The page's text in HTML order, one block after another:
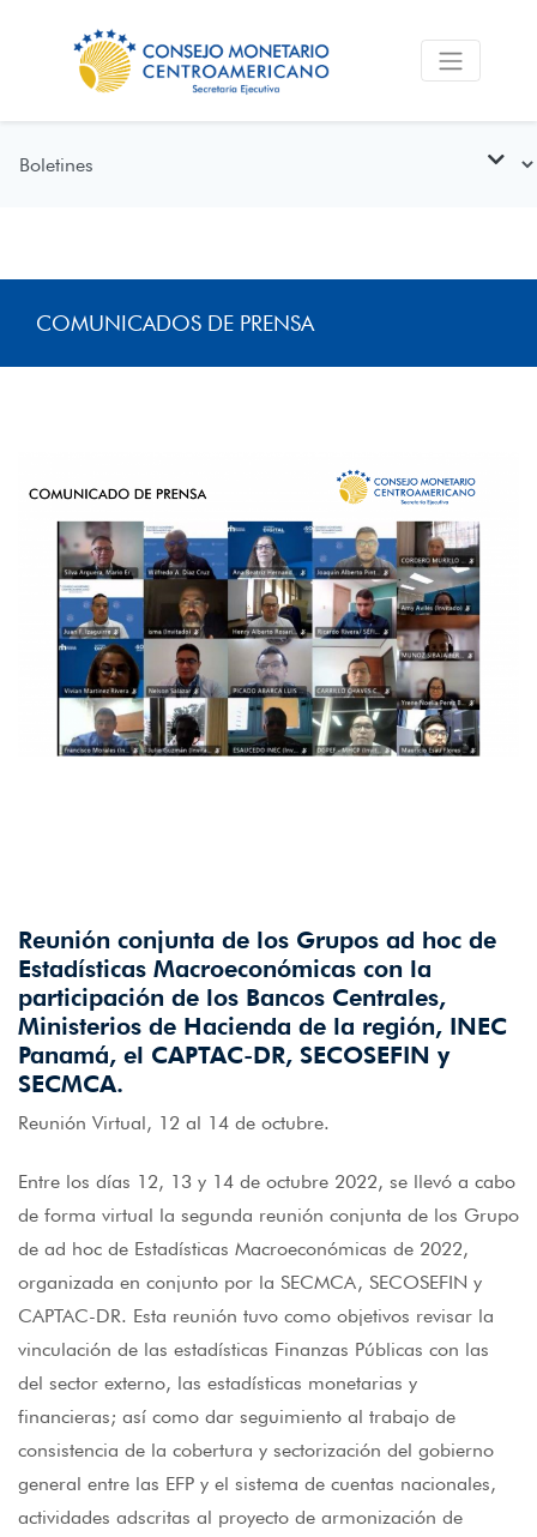
COMUNICADOS DE PRENSA
Reunión conjunta de los Grupos ad hoc de
Estadísticas Macroeconómicas con la
participación de los Bancos Centrales,
Ministerios de Hacienda de la región, INEC
Panamá, el CAPTAC-DR, SECOSEFIN y
SECMCA.
Reunión Virtual, 12 al 14 de octubre.
Entre los días 12, 13 y 14 de octubre 2022, se llevó a cabo
de forma virtual la segunda reunión conjunta de los Grupo
de ad hoc de Estadísticas Macroeconómicas de 2022,
organizada en conjunto por la SECMCA, SECOSEFIN y
CAPTAC-DR. Esta reunión tuvo como objetivos revisar la
vinculación de las estadísticas Finanzas Públicas con las
del sector externo, las estadísticas monetarias y
financieras; así como dar seguimiento al trabajo de
consistencia de la cobertura y sectorización del gobierno
general entre las EFP y el sistema de cuentas nacionales,
actividades adscritas al proyecto de armonización de